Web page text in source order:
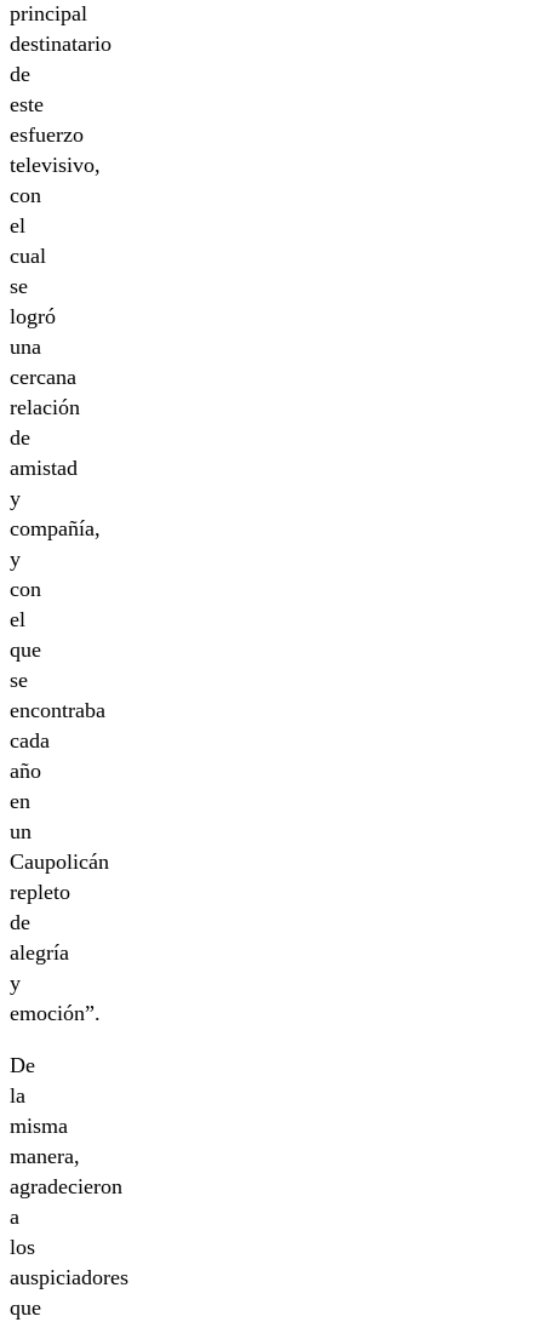
principal
destinatario
de
este
esfuerzo
televisivo,
con
el
cual
se
logró
una
cercana
relación
de
amistad
y
compañía,
y
con
el
que
se
encontraba
cada
año
en
un
Caupolicán
repleto
de
alegría
y
emoción”.
De
la
misma
manera,
agradecieron
a
los
auspiciadores
que